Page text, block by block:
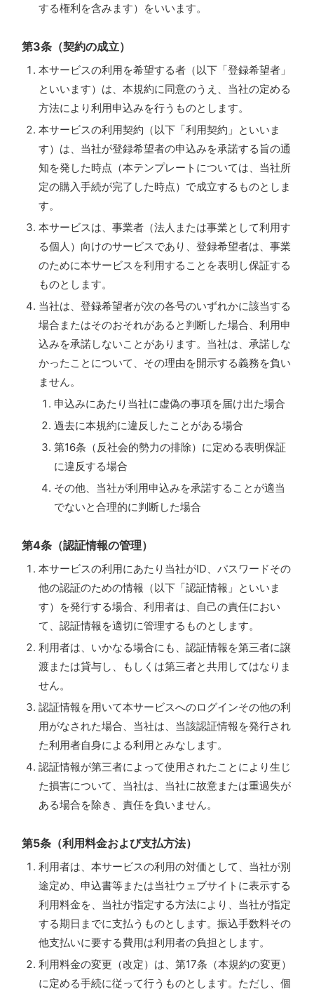
する権利を含みます）をいいます。
第3条（契約の成立）
本サービスの利用を希望する者（以下「登録希望者」
といいます）は、本規約に同意のうえ、当社の定める
方法により利用申込みを行うものとします。
本サービスの利用契約（以下「利用契約」といいま
す）は、当社が登録希望者の申込みを承諾する旨の通
知を発した時点（本テンプレートについては、当社所
定の購入手続が完了した時点）で成立するものとしま
す。
本サービスは、事業者（法人または事業として利用す
る個人）向けのサービスであり、登録希望者は、事業
のために本サービスを利用することを表明し保証する
ものとします。
当社は、登録希望者が次の各号のいずれかに該当する
場合またはそのおそれがあると判断した場合、利用申
込みを承諾しないことがあります。当社は、承諾しな
かったことについて、その理由を開示する義務を負い
ません。
申込みにあたり当社に虚偽の事項を届け出た場合
過去に本規約に違反したことがある場合
第16条（反社会的勢力の排除）に定める表明保証
に違反する場合
その他、当社が利用申込みを承諾することが適当
でないと合理的に判断した場合
第4条（認証情報の管理）
本サービスの利用にあたり当社がID、パスワードその
他の認証のための情報（以下「認証情報」といいま
す）を発行する場合、利用者は、自己の責任におい
て、認証情報を適切に管理するものとします。
利用者は、いかなる場合にも、認証情報を第三者に譲
渡または貸与し、もしくは第三者と共用してはなりま
せん。
認証情報を用いて本サービスへのログインその他の利
用がなされた場合、当社は、当該認証情報を発行され
た利用者自身による利用とみなします。
認証情報が第三者によって使用されたことにより生じ
た損害について、当社は、当社に故意または重過失が
ある場合を除き、責任を負いません。
第5条（利用料金および支払方法）
利用者は、本サービスの利用の対価として、当社が別
途定め、申込書等または当社ウェブサイトに表示する
利用料金を、当社が指定する方法により、当社が指定
する期日までに支払うものとします。振込手数料その
他支払いに要する費用は利用者の負担とします。
利用料金の変更（改定）は、第17条（本規約の変更）
に定める手続に従って行うものとします。ただし、個